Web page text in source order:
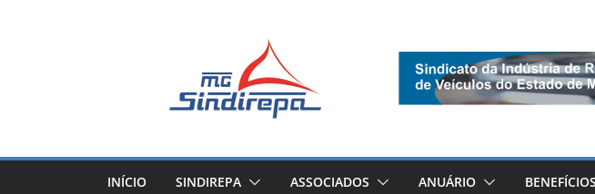
INÍCIO SINDIREPA ASSOCIADOS ANUÁRIO BENEFÍCIOS